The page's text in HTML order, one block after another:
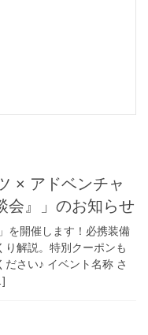
× アドベンチャ
会』」のお知らせ
を開催します！必携装備
解説。特別クーポンも
さい♪ イベント名称 さ